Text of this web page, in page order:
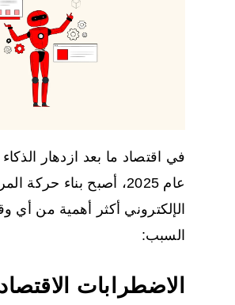
في اقتصاد ما بعد ازدهار
عام 2025، أصبح بناء
الإلكتروني أكثر أهمية من
السبب:
الاضطرابات